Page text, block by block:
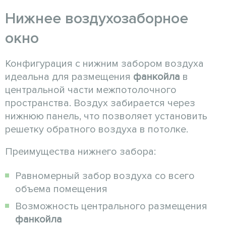
Нижнее воздухозаборное
окно
Конфигурация с нижним забором воздуха
идеальна для размещения фанкойла в
центральной части межпотолочного
пространства. Воздух забирается через
нижнюю панель, что позволяет установить
решетку обратного воздуха в потолке.
Преимущества нижнего забора:
Равномерный забор воздуха со всего
объема помещения
Возможность центрального размещения
фанкойла